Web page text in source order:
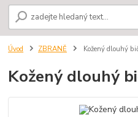
Úvod ZBRANĚ Kožený dlouhý
Kožený dlouhý